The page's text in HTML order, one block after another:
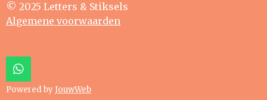
© 2025 Letters & Stiksels
Algemene voorwaarden
W
h
a
Powered byJouwWeb